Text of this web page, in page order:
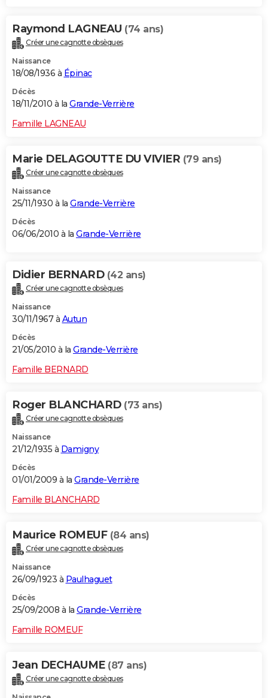
Raymond LAGNEAU (74 ans)
Créer une cagnotte obsèques
Naissance
18/08/1936 à Épinac
Décès
18/11/2010 à la Grande-Verrière
Famille LAGNEAU
Marie DELAGOUTTE DU VIVIER (79 ans)
Créer une cagnotte obsèques
Naissance
25/11/1930 à la Grande-Verrière
Décès
06/06/2010 à la Grande-Verrière
Didier BERNARD (42 ans)
Créer une cagnotte obsèques
Naissance
30/11/1967 à Autun
Décès
21/05/2010 à la Grande-Verrière
Famille BERNARD
Roger BLANCHARD (73 ans)
Créer une cagnotte obsèques
Naissance
21/12/1935 à Damigny
Décès
01/01/2009 à la Grande-Verrière
Famille BLANCHARD
Maurice ROMEUF (84 ans)
Créer une cagnotte obsèques
Naissance
26/09/1923 à Paulhaguet
Décès
25/09/2008 à la Grande-Verrière
Famille ROMEUF
Jean DECHAUME (87 ans)
Créer une cagnotte obsèques